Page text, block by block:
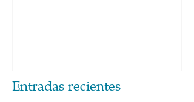
Entradas recientes